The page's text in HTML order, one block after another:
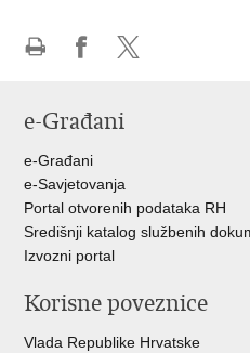
FacebookuTwitteru
e-Građani
e-Građani
e-Savjetovanja
Portal otvorenih podataka RH
Središnji katalog službenih
Izvozni portal
Korisne poveznice
Vlada Republike Hrvatske